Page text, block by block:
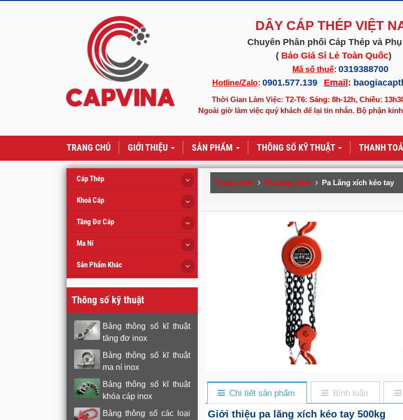
DÂY CÁP THÉP VIỆT
Chuyên Phân phối Cáp Thép và
( Báo Giá Sỉ Lẻ Toàn Quốc)
Mã số thuế: 0319388700
Hotline/Zalo: 0901.577.139 Email :
Thời Gian Làm Việc: T2-T6: Sáng: 8h-12h, Chiều:
Ngoài giờ làm việc quý khách để lại tin nhắn. Bộ phận
TRANG CHỦ GIỚI THIỆU SẢN PHẨM THÔNG SỐ KỸ THUẬT THANH
Trang nhất Pa Lăng Xích Pa Lăng xích kéo tay
Chi tiết sản phẩm Bình luận
Giới thiệu pa lăng xích kéo tay 500kg
Cáp Thép
Khoá Cáp
Tăng Đơ Cáp
Ma Ní
Sản Phẩm Khác
Thông số kỹ thuật
Bảng thông số kĩ thuật
tăng đơ inox
Bảng thông số kĩ thuật
ma ní inox
Bảng thông số kĩ thuật
khóa cáp inox
Bảng thông số các loại